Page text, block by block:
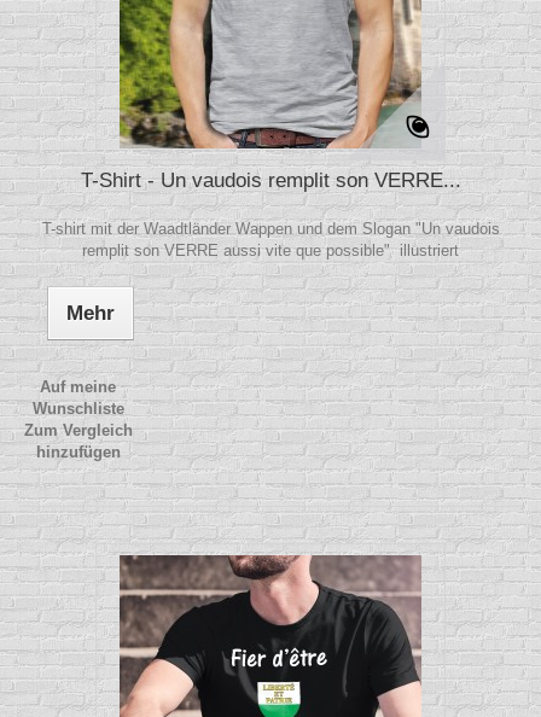
T-Shirt - Un vaudois remplit son VERRE...
T-shirt mit der Waadtländer Wappen und dem Slogan "Un vaudois
remplit son VERRE aussi vite que possible" illustriert
Mehr
Auf meine
Wunschliste
Zum Vergleich
hinzufügen